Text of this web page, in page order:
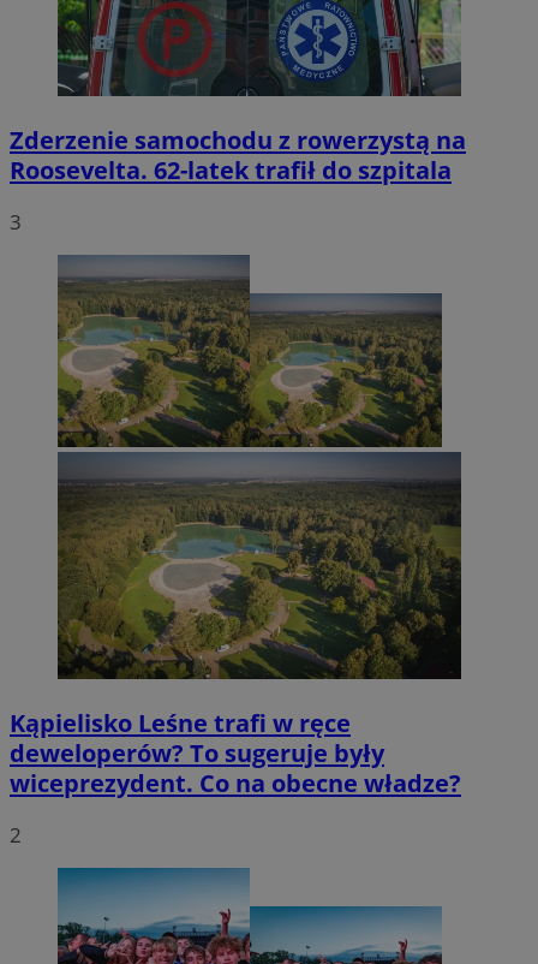
Zderzenie samochodu z rowerzystą na
Roosevelta. 62-latek trafił do szpitala
3
Kąpielisko Leśne trafi w ręce
deweloperów? To sugeruje były
wiceprezydent. Co na obecne władze?
2